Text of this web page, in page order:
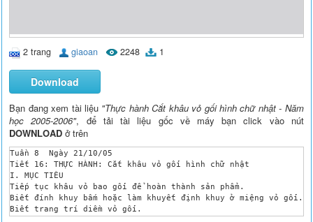
2 trang giaoan 2248 1
Download
Bạn đang xem tài liệu "Thực hành Cắt khâu vỏ gối hình chữ nhật - Năm
học 2005-2006", để tải tài liệu gốc về máy bạn click vào nút
DOWNLOAD ở trên
Tuần 8	Ngày 21/10/05
Tiết 16: THỰC HÀNH: Cắt khâu vỏ gối hình chữ nhật
I. MỤC TIÊU
Tiếp tục khâu vỏ bao gối để hoàn thành sản phẩm.
Biết đính khuy bấm hoặc làm khuyết định khuy ở miệng vỏ gối.
Biết trang trí diềm vỏ gối.
II. CHUẨN BỊ